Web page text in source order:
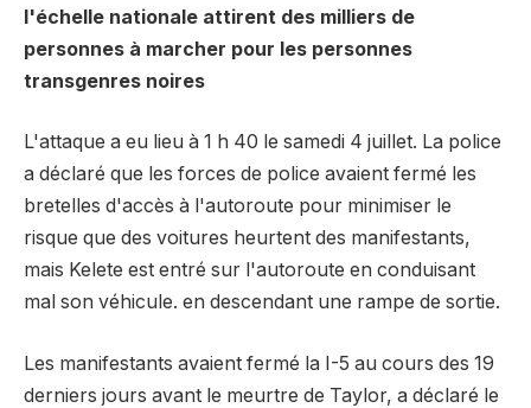
l'échelle nationale attirent des milliers de
personnes à marcher pour les personnes
transgenres noires
L'attaque a eu lieu à 1 h 40 le samedi 4 juillet. La police
a déclaré que les forces de police avaient fermé les
bretelles d'accès à l'autoroute pour minimiser le
risque que des voitures heurtent des manifestants,
mais Kelete est entré sur l'autoroute en conduisant
mal son véhicule. en descendant une rampe de sortie.
Les manifestants avaient fermé la I-5 au cours des 19
derniers jours avant le meurtre de Taylor, a déclaré le